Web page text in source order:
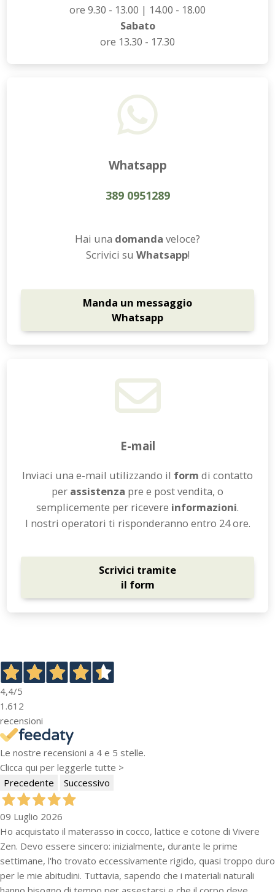
ore 9.30 - 13.00 | 14.00 - 18.00
Sabato
ore 13.30 - 17.30
Whatsapp
389 0951289
Hai una domanda veloce?
Scrivici su Whatsapp!
Manda un messaggio
Whatsapp
E-mail
Inviaci una e-mail utilizzando il form di contatto
per assistenza pre e post vendita, o
semplicemente per ricevere informazioni.
I nostri operatori ti risponderanno entro 24 ore.
Scrivici tramite
il form
4,4/5
1.612
recensioni
Le nostre recensioni a 4 e 5 stelle.
Clicca qui per leggerle tutte >
Precedente
Successivo
09 Luglio 2026
Ho acquistato il materasso in cocco, lattice e cotone di Vivere
Zen. Devo essere sincero: inizialmente, durante le prime
settimane, l'ho trovato eccessivamente rigido, quasi troppo duro
per le mie abitudini. Tuttavia, sapendo che i materiali naturali
Pareti attrezzate
Scuole / Operatori Shiatsu
App Shiatsu e agopuntura